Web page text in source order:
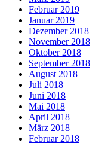
Februar 2019
Januar 2019
Dezember 2018
November 2018
Oktober 2018
September 2018
August 2018
Juli 2018
Juni 2018
Mai 2018
April 2018
März 2018
Februar 2018